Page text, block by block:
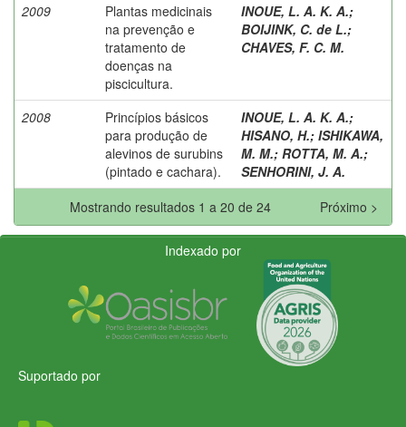
2009
Plantas medicinais
na prevenção e
tratamento de
doenças na
piscicultura.
INOUE, L. A. K. A.;
BOIJINK, C. de L.;
CHAVES, F. C. M.
2008
Princípios básicos
para produção de
alevinos de surubins
(pintado e cachara).
INOUE, L. A. K. A.;
HISANO, H.; ISHIKAWA,
M. M.; ROTTA, M. A.;
SENHORINI, J. A.
Mostrando resultados 1 a 20 de 24
Próximo >
Indexado por
Suportado por